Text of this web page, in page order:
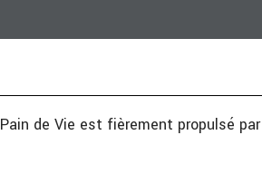
Pain de Vie est fièrement propulsé par